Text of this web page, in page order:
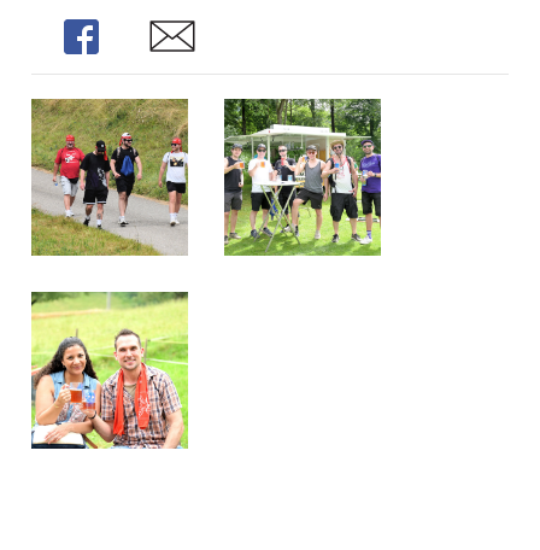
Share
Share